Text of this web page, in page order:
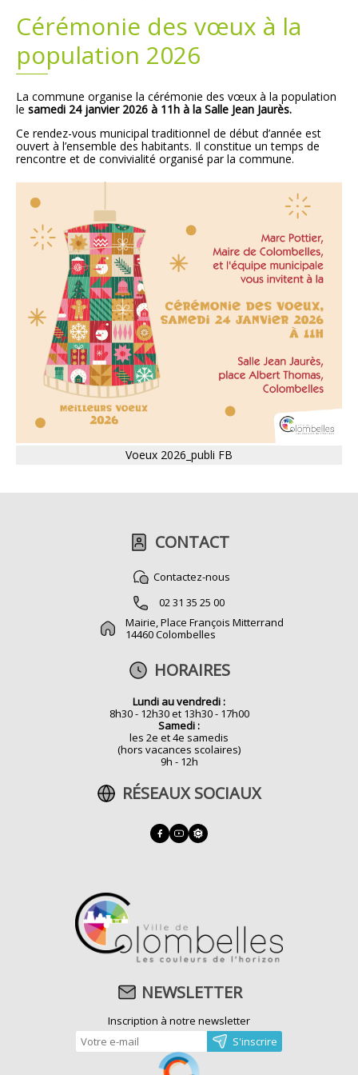
Cérémonie des vœux à la
population 2026
La commune organise la cérémonie des vœux à la population
le samedi 24 janvier 2026 à 11h à la Salle Jean Jaurès.
Ce rendez-vous municipal traditionnel de début d’année est
ouvert à l’ensemble des habitants. Il constitue un temps de
rencontre et de convivialité organisé par la commune.
Voeux 2026_publi FB
CONTACT
Contactez-nous
02 31 35 25 00
Mairie, Place François Mitterrand
14460 Colombelles
HORAIRES
Lundi au vendredi :
8h30 - 12h30 et 13h30 - 17h00
Samedi :
les 2e et 4e samedis
(hors vacances scolaires)
9h - 12h
RÉSEAUX SOCIAUX
NEWSLETTER
Inscription à notre newsletter
Plans
Demandes légales
Emploi
Marchés publics
Grands projets